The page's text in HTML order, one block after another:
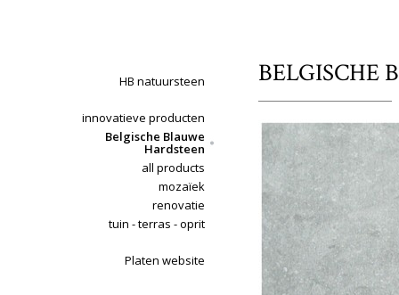
HB natuursteen
innovatieve producten
Belgische Blauwe
Hardsteen
all products
mozaïek
renovatie
tuin - terras - oprit
Platen website
BELGISCHE